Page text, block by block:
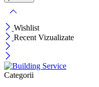
Wishlist
Recent Vizualizate
Categorii